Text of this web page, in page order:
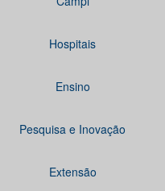
Hospitais
Ensino
Pesquisa e Inovação
Extensão